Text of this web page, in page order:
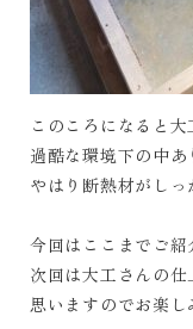
このころになると
過酷な環境下の中あ
やはり断熱材がしっ
今回はここまでご紹
次回は大工さんの
思いますのでお楽